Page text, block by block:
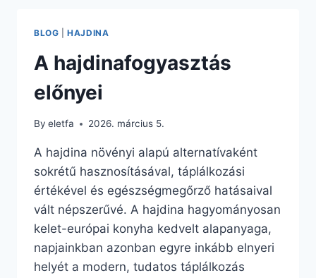
BLOG |HAJDINA
A hajdinafogyasztás
előnyei
By eletfa 2026. március 5.
A hajdina növényi alapú alternatívaként
sokrétű hasznosításával, táplálkozási
értékével és egészségmegőrző hatásaival
vált népszerűvé. A hajdina hagyományosan
kelet-európai konyha kedvelt alapanyaga,
napjainkban azonban egyre inkább elnyeri
helyét a modern, tudatos táplálkozás